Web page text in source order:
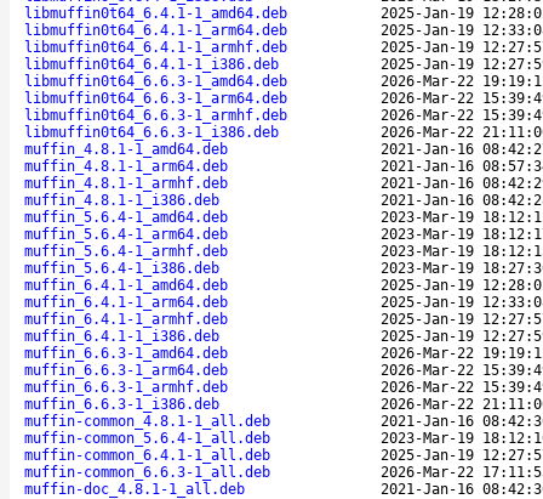
libmuffin0t64_6.4.1-1_amd64.deb
2025-Jan-19
libmuffin0t64_6.4.1-1_arm64.deb
2025-Jan-19
libmuffin0t64_6.4.1-1_armhf.deb
2025-Jan-19
libmuffin0t64_6.4.1-1_i386.deb
2025-Jan-19
libmuffin0t64_6.6.3-1_amd64.deb
2026-Mar-22
libmuffin0t64_6.6.3-1_arm64.deb
2026-Mar-22
libmuffin0t64_6.6.3-1_armhf.deb
2026-Mar-22
libmuffin0t64_6.6.3-1_i386.deb
2026-Mar-22
muffin_4.8.1-1_amd64.deb
2021-Jan-16
muffin_4.8.1-1_arm64.deb
2021-Jan-16
muffin_4.8.1-1_armhf.deb
2021-Jan-16
muffin_4.8.1-1_i386.deb
2021-Jan-16
muffin_5.6.4-1_amd64.deb
2023-Mar-19
muffin_5.6.4-1_arm64.deb
2023-Mar-19
muffin_5.6.4-1_armhf.deb
2023-Mar-19
muffin_5.6.4-1_i386.deb
2023-Mar-19
muffin_6.4.1-1_amd64.deb
2025-Jan-19
muffin_6.4.1-1_arm64.deb
2025-Jan-19
muffin_6.4.1-1_armhf.deb
2025-Jan-19
muffin_6.4.1-1_i386.deb
2025-Jan-19
muffin_6.6.3-1_amd64.deb
2026-Mar-22
muffin_6.6.3-1_arm64.deb
2026-Mar-22
muffin_6.6.3-1_armhf.deb
2026-Mar-22
muffin_6.6.3-1_i386.deb
2026-Mar-22
muffin-common_4.8.1-1_all.deb
2021-Jan-16
muffin-common_5.6.4-1_all.deb
2023-Mar-19
muffin-common_6.4.1-1_all.deb
2025-Jan-19
muffin-common_6.6.3-1_all.deb
2026-Mar-22
muffin-doc_4.8.1-1_all.deb
2021-Jan-16